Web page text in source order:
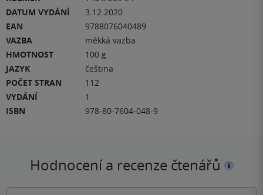
DATUM VYDÁNÍ
3.12.2020
EAN
9788076040489
VAZBA
měkká vazba
HMOTNOST
100 g
JAZYK
čeština
POČET STRAN
112
VYDÁNÍ
1
ISBN
978-80-7604-048-9
Hodnocení a recenze čtenářů